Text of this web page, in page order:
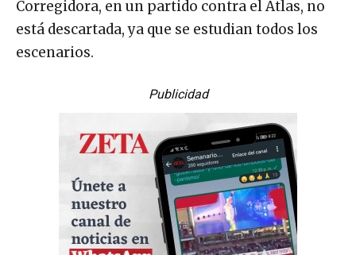
Corregidora, en un partido contra el Atlas, no
está descartada, ya que se estudian todos los
escenarios.
Publicidad